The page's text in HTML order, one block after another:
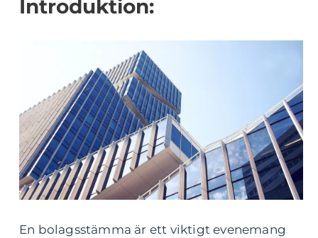
Introduktion:
En bolagsstämma är ett viktigt evenemang